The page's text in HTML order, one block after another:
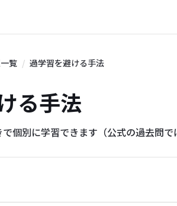
覧 過学習を避ける手法
る手法
個別に学習できます（公式の過去問で